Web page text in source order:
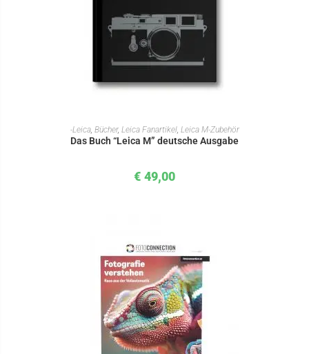
IN DEN WARENKORB
-Leica, Bücher, Leica Fanartikel, Leica M-Zubehör
Das Buch “Leica M” deutsche Ausgabe
€ 49,00